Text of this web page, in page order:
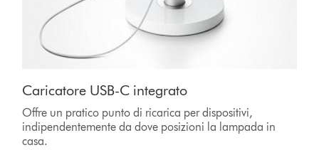
Caricatore USB-C integrato
Offre un pratico punto di ricarica per dispositivi,
indipendentemente da dove posizioni la lampada in
casa.